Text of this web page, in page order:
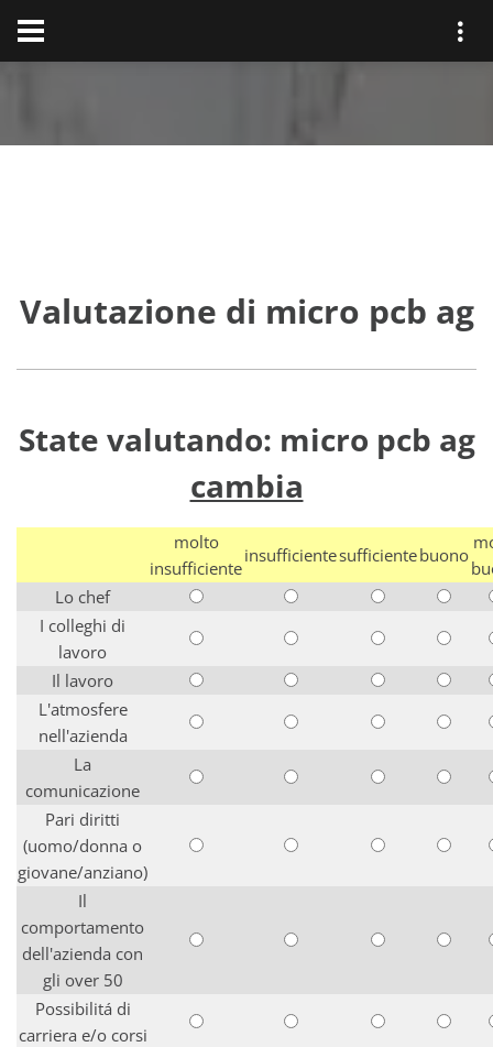
Valutazione di micro pcb ag
State valutando: micro pcb ag
cambia
molto
insufficiente
insufficientesufficientebuono
Lo chef
I colleghi di
lavoro
Il lavoro
L'atmosfere
nell'azienda
La
comunicazione
Pari diritti
(uomo/donna o
giovane/anziano)
Il
comportamento
dell'azienda con
gli over 50
Possibilitá di
carriera e/o corsi